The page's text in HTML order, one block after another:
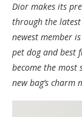
Dior makes its
through the latest
newest member
pet dog and best
become the most
new bag’s charm